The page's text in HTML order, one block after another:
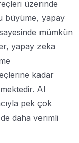
üzerinde
büyüme, yapay
mümkün
yapay zeka
kadar
AI
pek çok
daha verimli